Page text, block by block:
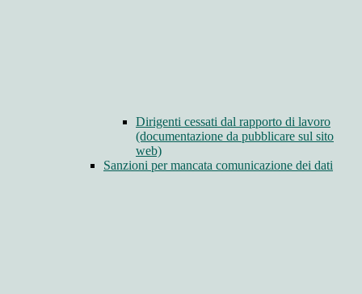
Dirigenti cessati dal rapporto di lavoro
(documentazione da pubblicare sul sito
web)
Sanzioni per mancata comunicazione dei dati